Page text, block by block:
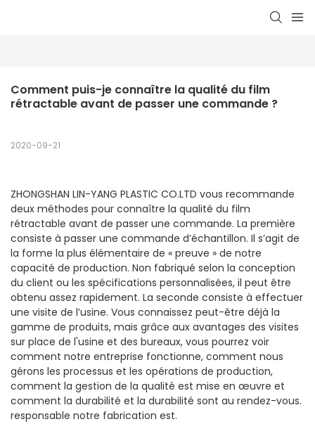
Comment puis-je connaître la qualité du film
rétractable avant de passer une commande ?
2020-09-21
ZHONGSHAN LIN-YANG PLASTIC CO.LTD vous recommande
deux méthodes pour connaître la qualité du film
rétractable avant de passer une commande. La première
consiste à passer une commande d’échantillon. Il s’agit de
la forme la plus élémentaire de « preuve » de notre
capacité de production. Non fabriqué selon la conception
du client ou les spécifications personnalisées, il peut être
obtenu assez rapidement. La seconde consiste à effectuer
une visite de l’usine. Vous connaissez peut-être déjà la
gamme de produits, mais grâce aux avantages des visites
sur place de l'usine et des bureaux, vous pourrez voir
comment notre entreprise fonctionne, comment nous
gérons les processus et les opérations de production,
comment la gestion de la qualité est mise en œuvre et
comment la durabilité et la durabilité sont au rendez-vous.
responsable notre fabrication est.